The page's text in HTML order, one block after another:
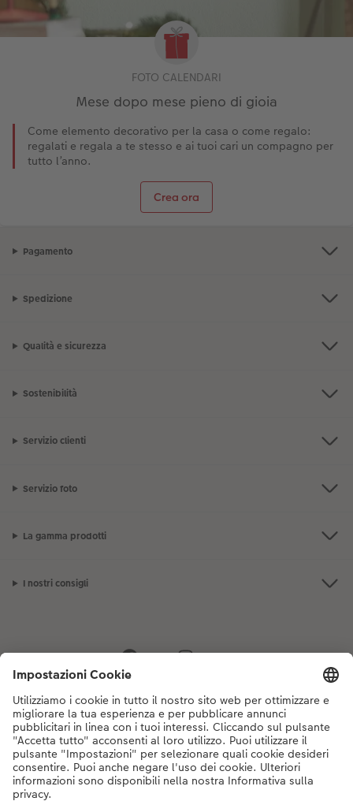
FOTO CALENDARI
Mese dopo mese pieno di gioia
Come elemento decorativo per la casa o come regalo:
regalati e regala a te stesso e ai tuoi cari un compagno per
tutto l’anno.
Crea ora
Pagamento
Spedizione
Qualità e sicurezza
Sostenibilità
Servizio clienti
Servizio foto
La gamma prodotti
I nostri consigli
Se hai domande sui prodotti o sull'ordine, non esitare a contattarci dal
lunedì alla domenica dalle 9:00 alle 20:00 (esclusi i giorni festivi) al
numero di telefono 044 499 10 35 dal lunedì alla domenica, dalle 9:00 alle
20:00 (festività escluse)
DE|FR|IT